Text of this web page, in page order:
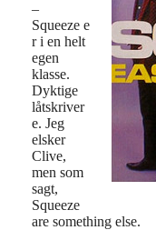
–
Squeeze e
r i en helt
egen
klasse.
Dyktige
låtskriver
e. Jeg
elsker
Clive,
men som
sagt,
Squeeze
are something else.